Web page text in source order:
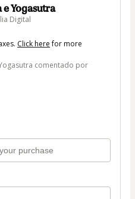
e Yogasutra
Digital
Click herefor more
comentado por